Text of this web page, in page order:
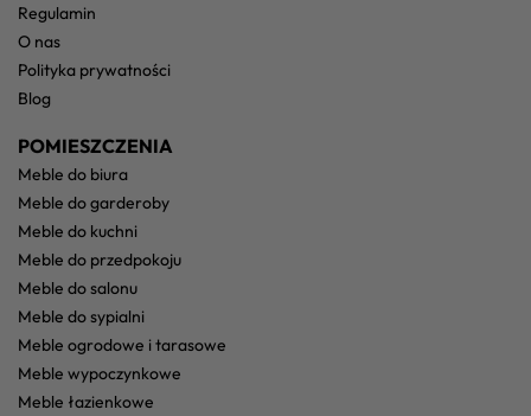
regulamin
o nas
polityka prywatności
blog
POMIESZCZENIA
meble do biura
meble do garderoby
meble do kuchni
meble do przedpokoju
meble do salonu
meble do sypialni
meble ogrodowe i tarasowe
meble wypoczynkowe
meble łazienkowe